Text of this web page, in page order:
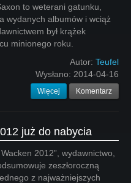
to weterani gatunku,
wydanych albumów i wciąż
był krążek
minionego roku.
Autor: Teufel
Wysłano: 2014-04-16
Więcej Komentarz
już do nabycia
Wacken 2012”, wydawnictwo,
zeszłoroczną
z najważniejszych